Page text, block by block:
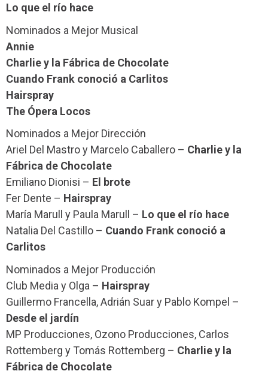
Lo que el río hace
Nominados a Mejor Musical
Annie
Charlie y la Fábrica de Chocolate
Cuando Frank conoció a Carlitos
Hairspray
The Ópera Locos
Nominados a Mejor Dirección
Ariel Del Mastro y Marcelo Caballero – Charlie y la
Fábrica de Chocolate
Emiliano Dionisi – El brote
Fer Dente – Hairspray
María Marull y Paula Marull – Lo que el río hace
Natalia Del Castillo – Cuando Frank conoció a
Carlitos
Nominados a Mejor Producción
Club Media y Olga – Hairspray
Guillermo Francella, Adrián Suar y Pablo Kompel –
Desde el jardín
MP Producciones, Ozono Producciones, Carlos
Rottemberg y Tomás Rottemberg – Charlie y la
Fábrica de Chocolate